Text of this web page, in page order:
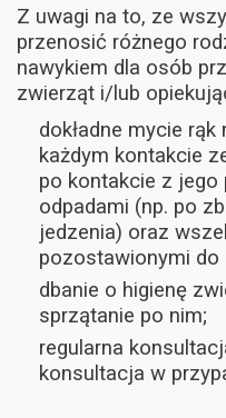
Z uwagi na to, ze
przenosić różnego
nawykiem dla osób
zwierząt i/lub
dokładne mycie rąk
każdym kontakcie
po kontakcie z jego
odpadami (np. po
jedzenia) oraz
pozostawionymi do
dbanie o higienę
sprzątanie po nim;
regularna
konsultacja w